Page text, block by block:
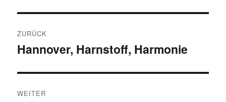
ZURÜCK
Vorheriger
Hannover, Harnstoff, Harmonie
WEITER